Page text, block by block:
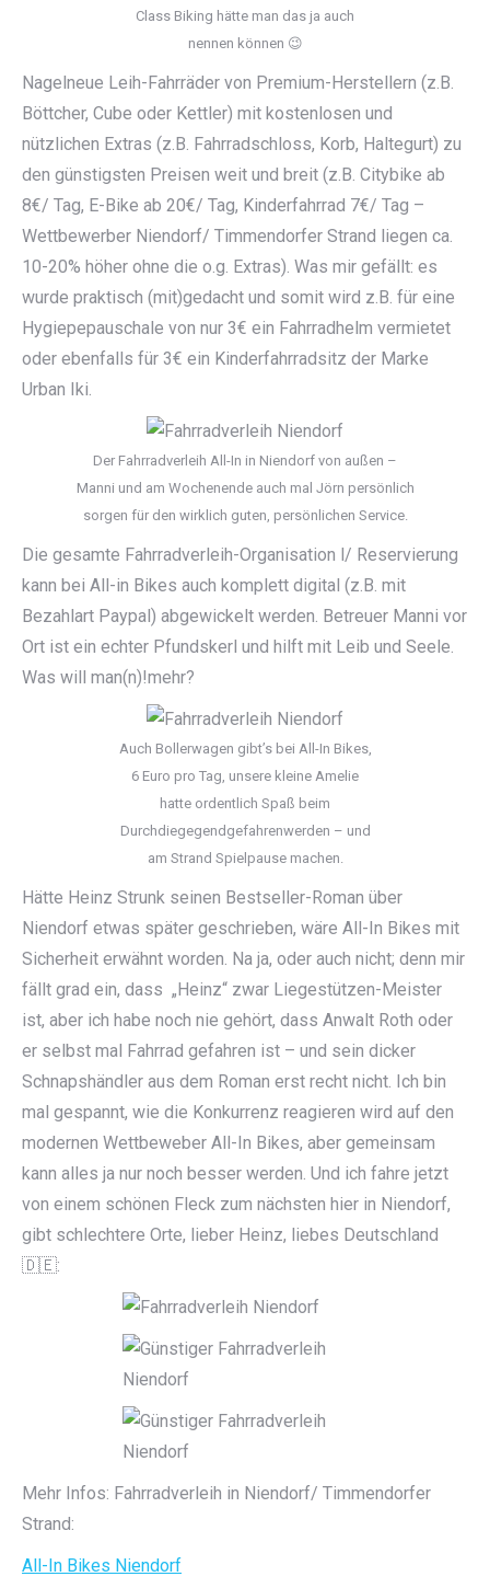
Class Biking hätte man das ja auch
nennen können 😉
Nagelneue Leih-Fahrräder von Premium-Herstellern (z.B.
Böttcher, Cube oder Kettler) mit kostenlosen und
nützlichen Extras (z.B. Fahrradschloss, Korb, Haltegurt) zu
den günstigsten Preisen weit und breit (z.B. Citybike ab
8€/ Tag, E-Bike ab 20€/ Tag, Kinderfahrrad 7€/ Tag –
Wettbewerber Niendorf/ Timmendorfer Strand liegen ca.
10-20% höher ohne die o.g. Extras). Was mir gefällt: es
wurde praktisch (mit)gedacht und somit wird z.B. für eine
Hygiepepauschale von nur 3€ ein Fahrradhelm vermietet
oder ebenfalls für 3€ ein Kinderfahrradsitz der Marke
Urban Iki.
Der Fahrradverleih All-In in Niendorf von außen –
Manni und am Wochenende auch mal Jörn persönlich
sorgen für den wirklich guten, persönlichen Service.
Die gesamte Fahrradverleih-Organisation l/ Reservierung
kann bei All-in Bikes auch komplett digital (z.B. mit
Bezahlart Paypal) abgewickelt werden. Betreuer Manni vor
Ort ist ein echter Pfundskerl und hilft mit Leib und Seele.
Was will man(n)!mehr?
Auch Bollerwagen gibt’s bei All-In Bikes,
6 Euro pro Tag, unsere kleine Amelie
hatte ordentlich Spaß beim
Durchdiegegendgefahrenwerden – und
am Strand Spielpause machen.
Hätte Heinz Strunk seinen Bestseller-Roman über
Niendorf etwas später geschrieben, wäre All-In Bikes mit
Sicherheit erwähnt worden. Na ja, oder auch nicht; denn mir
fällt grad ein, dass „Heinz“ zwar Liegestützen-Meister
ist, aber ich habe noch nie gehört, dass Anwalt Roth oder
er selbst mal Fahrrad gefahren ist – und sein dicker
Schnapshändler aus dem Roman erst recht nicht. Ich bin
mal gespannt, wie die Konkurrenz reagieren wird auf den
modernen Wettbeweber All-In Bikes, aber gemeinsam
kann alles ja nur noch besser werden. Und ich fahre jetzt
von einem schönen Fleck zum nächsten hier in Niendorf,
gibt schlechtere Orte, lieber Heinz, liebes Deutschland
🇩🇪:
Mehr Infos: Fahrradverleih in Niendorf/ Timmendorfer
Strand:
All-In Bikes Niendorf